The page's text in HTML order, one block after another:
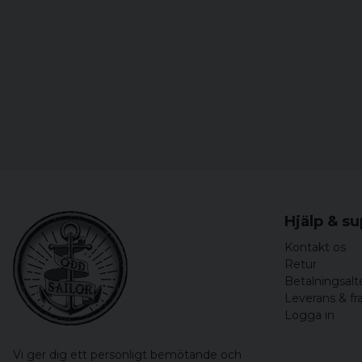
Vi ger dig ett personligt bemötande och
Hjälp &
Kontakt os
Retur
Leverans &
Logga in